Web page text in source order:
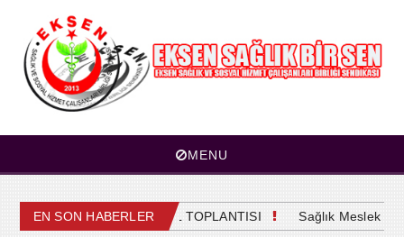
MENU
EN SON HABERLER
4. OLAĞAN GENEL KURUL TOPLANTISI Sağlık Meslek